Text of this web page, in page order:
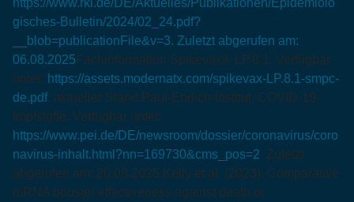
https://www.rki.de/DE/Aktuelles/Publikationen/Epidemiolo
gisches-Bulletin/2024/02_24.pdf?
__blob=publicationFile&v=3. Zuletzt abgerufen am:
06.08.2025 Fachinformation Spikevax® LP.8.1. Verfügbar
unter: https://assets.modernatx.com/spikevax-LP.8.1-smpc-
de.pdf. aktueller Stand. Paul-Ehrlich-Institut. COVID-19-
Impfstoffe. Verfügbar unter:
https://www.pei.de/DE/newsroom/dossier/coronavirus/coro
navirus-inhalt.html?nn=169730&cms_pos=2. Zuletzt
abgerufen am: 20.08.2025. Kelly et al. (2023). Comparative
mRNA booster effectiveness against death or